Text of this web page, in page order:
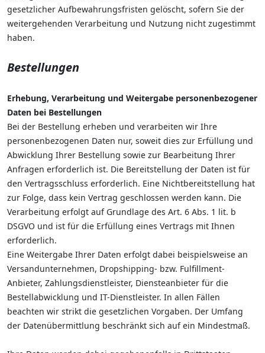
gesetzlicher Aufbewahrungsfristen gelöscht, sofern Sie der
weitergehenden Verarbeitung und Nutzung nicht zugestimmt
haben.
Bestellungen
Erhebung, Verarbeitung und Weitergabe personenbezogener
Daten bei Bestellungen
Bei der Bestellung erheben und verarbeiten wir Ihre
personenbezogenen Daten nur, soweit dies zur Erfüllung und
Abwicklung Ihrer Bestellung sowie zur Bearbeitung Ihrer
Anfragen erforderlich ist. Die Bereitstellung der Daten ist für
den Vertragsschluss erforderlich. Eine Nichtbereitstellung hat
zur Folge, dass kein Vertrag geschlossen werden kann. Die
Verarbeitung erfolgt auf Grundlage des Art. 6 Abs. 1 lit. b
DSGVO und ist für die Erfüllung eines Vertrags mit Ihnen
erforderlich.
Eine Weitergabe Ihrer Daten erfolgt dabei beispielsweise an
Versandunternehmen, Dropshipping- bzw. Fulfillment-
Anbieter, Zahlungsdienstleister, Diensteanbieter für die
Bestellabwicklung und IT-Dienstleister. In allen Fällen
beachten wir strikt die gesetzlichen Vorgaben. Der Umfang
der Datenübermittlung beschränkt sich auf ein Mindestmaß.